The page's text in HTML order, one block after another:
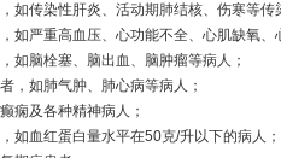
如传染性肝炎、活动期肺结核、伤寒等传
如严重高血压、心功能不全、心肌缺氧、
如脑栓塞、脑出血、脑肿瘤等病人；
，如肺气肿、肺心病等病人；
痫及各种精神病人；
如血红蛋白量水平在50克/升以下的病人；